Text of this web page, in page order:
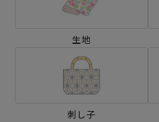
生地
刺し子